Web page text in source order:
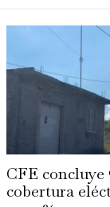
CFE concluye
cobertura